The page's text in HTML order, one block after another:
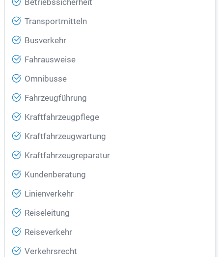
Betriebssicherheit
Transportmitteln
Busverkehr
Fahrausweise
Omnibusse
Fahrzeugführung
Kraftfahrzeugpflege
Kraftfahrzeugwartung
Kraftfahrzeugreparatur
Kundenberatung
Linienverkehr
Reiseleitung
Reiseverkehr
Verkehrsrecht